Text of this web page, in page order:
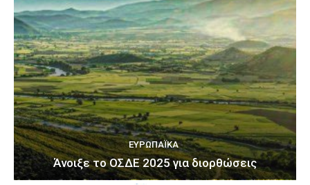
ΕΥΡΩΠΑΪΚΆ
Άνοιξε το ΟΣΔΕ 2025 για διορθώσεις